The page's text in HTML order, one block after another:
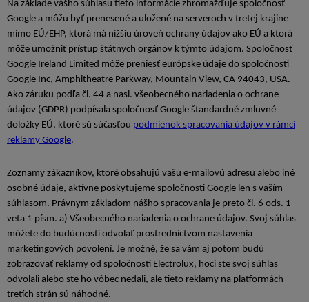
Na základe vášho súhlasu tieto informácie zhromažďuje spoločnosť
Google a môžu byť prenesené a uložené na serveroch v tretej krajine
mimo EÚ/EHP, ktorá má nižšiu úroveň ochrany údajov ako EÚ a ktorá
môže umožniť prístup štátnych orgánov k týmto údajom. Spoločnosť
Google Ireland Limited môže preniesť európske údaje do spoločnosti
Google Inc, Amphitheatre Parkway, Mountain View, CA 94043, USA.
Ako záruku podľa čl. 44 a nasl. všeobecného nariadenia o ochrane
údajov (GDPR) podpísala spoločnosť Google štandardné zmluvné
doložky EÚ, ktoré sú súčasťou podmienok spracovania údajov v rámci
reklamy Google.
Zoznamy zákazníkov, ktoré obsahujú vašu e-mailovú adresu alebo iné
osobné údaje, aktívne poskytujeme spoločnosti Google len s vaším
súhlasom. Právnym základom nášho spracovania je preto čl. 6 ods. 1
veta 1 písm. a) Všeobecného nariadenia o ochrane údajov. Svoj súhlas
môžete do budúcnosti odvolať prostredníctvom nastavenia
marketingových povolení. Je možné, že sa vám aj potom budú
zobrazovať reklamy od spoločnosti Electrolux, hoci ste svoj súhlas
odvolali alebo ste ho vôbec nedali, ale tieto reklamy na platformách
tretích strán sú náhodné.